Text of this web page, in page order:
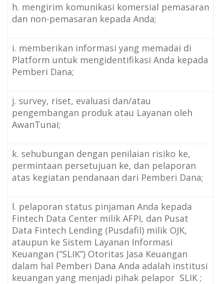
h. mengirim komunikasi komersial pemasaran
dan non-pemasaran kepada Anda;
i. memberikan informasi yang memadai di
Platform untuk mengidentifikasi Anda kepada
Pemberi Dana;
j. survey, riset, evaluasi dan/atau
pengembangan produk atau Layanan oleh
AwanTunai;
k. sehubungan dengan penilaian risiko ke,
permintaan persetujuan ke, dan pelaporan
atas kegiatan pendanaan dari Pemberi Dana;
l. pelaporan status pinjaman Anda kepada
Fintech Data Center milik AFPI, dan Pusat
Data Fintech Lending (Pusdafil) milik OJK,
ataupun ke Sistem Layanan Informasi
Keuangan (“SLIK”) Otoritas Jasa Keuangan
dalam hal Pemberi Dana Anda adalah institusi
keuangan yang menjadi pihak pelapor SLIK ;